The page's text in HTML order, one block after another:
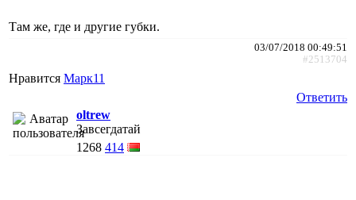
Там же, где и другие губки.
03/07/2018 00:49:51
#2513704
Нравится Марк11
Ответить
oltrew
Завсегдатай
1268 414